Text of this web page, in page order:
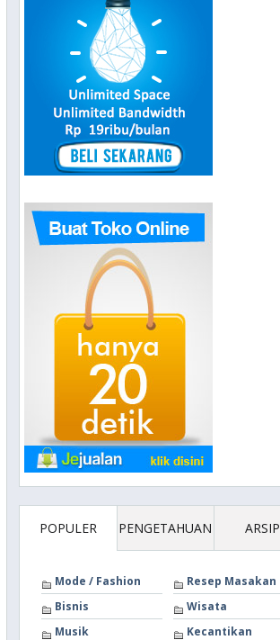
POPULER PENGETAHUAN ARSIP
Mode / Fashion
Resep Masakan
Bisnis
Wisata
Musik
Kecantikan